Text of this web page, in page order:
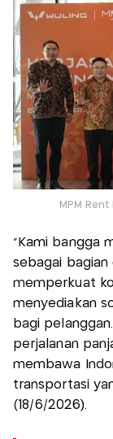
MPM
“Kami bangga
sebagai bagian
memperkuat
menyediakan
bagi
perjalanan
membawa
transportasi
(18/6/2026).